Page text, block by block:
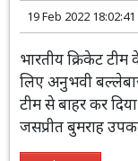
19 Feb 2022 18:02:41
की
बाहर कर दिया है,
बुमराह उपकप्तान रहेंगे।